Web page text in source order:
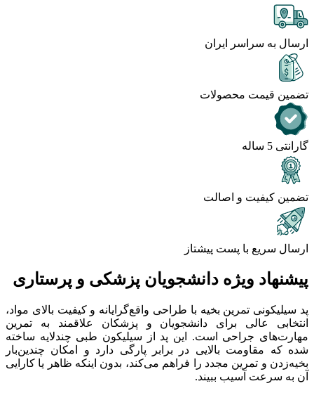
ارسال به سراسر ایران
تضمین قیمت محصولات
گارانتی 5 ساله
تضمین کیفیت و اصالت
ارسال سریع با پست پیشتاز
پیشنهاد ویژه دانشجویان پزشکی و پرستاری
پد سیلیکونی تمرین بخیه با طراحی واقع‌گرایانه و کیفیت بالای مواد،
انتخابی عالی برای دانشجویان و پزشکان علاقمند به تمرین
مهارت‌های جراحی است. این پد از سیلیکون طبی چندلایه ساخته
شده که مقاومت بالایی در برابر پارگی دارد و امکان چندین‌بار
بخیه‌زدن و تمرین مجدد را فراهم می‌کند، بدون اینکه ظاهر یا کارایی
آن به سرعت آسیب ببیند.